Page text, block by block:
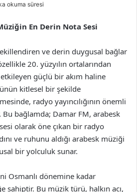
okuma süresi
En Derin Nota Sesi
ve derin duygusal bağlar
20. yüzyılın ortalarından
güçlü bir akım haline
kitlesel bir şekilde
radyo yayıncılığının önemli
bağlamda; Damar FM, arabesk
olarak öne çıkan bir radyo
ve ruhunu aldığı arabesk müziği
bir yolculuk sunar.
Osmanlı dönemine kadar
sahiptir. Bu müzik türü, halkın acı,